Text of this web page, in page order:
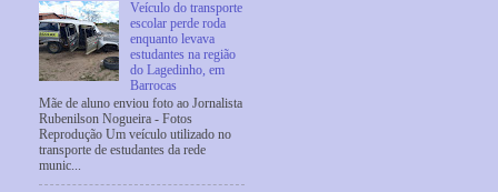
Veículo do transporte
escolar perde roda
enquanto levava
estudantes na região
do Lagedinho, em
Barrocas
Mãe de aluno enviou foto ao Jornalista
Rubenilson Nogueira - Fotos
Reprodução Um veículo utilizado no
transporte de estudantes da rede
munic...